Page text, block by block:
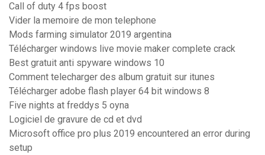
Call of duty 4 fps boost
Vider la memoire de mon telephone
Mods farming simulator 2019 argentina
Télécharger windows live movie maker complete crack
Best gratuit anti spyware windows 10
Comment telecharger des album gratuit sur itunes
Télécharger adobe flash player 64 bit windows 8
Five nights at freddys 5 oyna
Logiciel de gravure de cd et dvd
Microsoft office pro plus 2019 encountered an error during
setup